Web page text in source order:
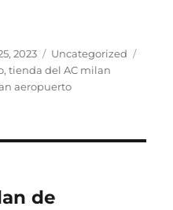
2023 Categorías
Uncategorized
,tienda del AC milan
aeropuerto
de